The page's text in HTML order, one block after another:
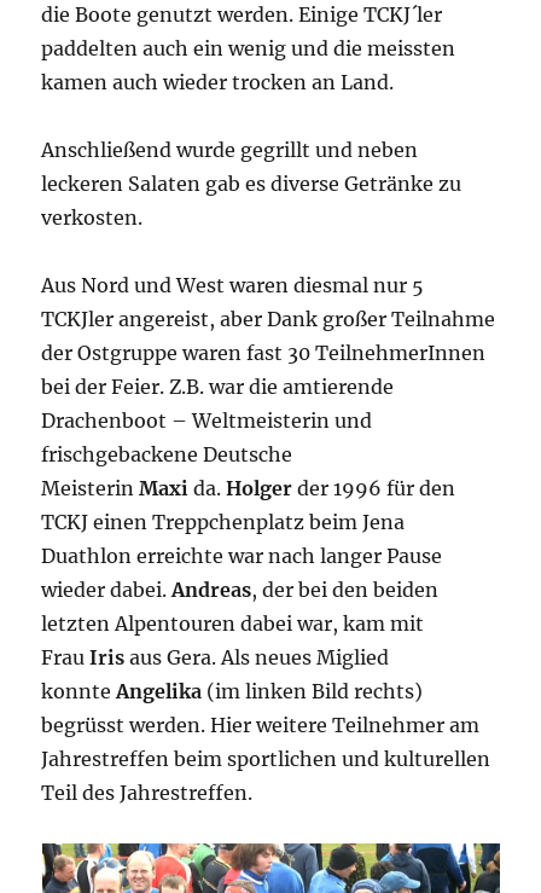
die Boote genutzt werden. Einige TCKJ´ler
paddelten auch ein wenig und die meissten
kamen auch wieder trocken an Land.
Anschließend wurde gegrillt und neben
leckeren Salaten gab es diverse Getränke zu
verkosten.
Aus Nord und West waren diesmal nur 5
TCKJler angereist, aber Dank großer Teilnahme
der Ostgruppe waren fast 30 TeilnehmerInnen
bei der Feier. Z.B. war die amtierende
Drachenboot – Weltmeisterin und
frischgebackene Deutsche
MeisterinMaxi da.Holgerder 1996 für den
TCKJ einen Treppchenplatz beim Jena
Duathlon erreichte war nach langer Pause
wieder dabei.Andreas, der bei den beiden
letzten Alpentouren dabei war, kam mit
FrauIris aus Gera. Als neues Miglied
konnteAngelika (im linken Bild rechts)
begrüsst werden. Hier weitere Teilnehmer am
Jahrestreffen beim sportlichen und kulturellen
Teil des Jahrestreffen.